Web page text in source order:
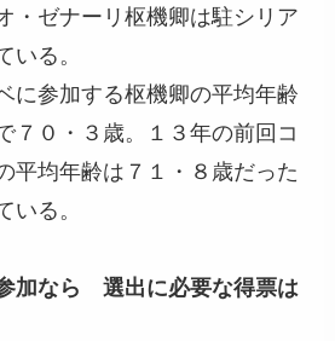
・ゼナーリ枢機卿は駐シリア
いる。
に参加する枢機卿の平均年齢
７０・３歳。１３年の前回コ
平均年齢は７１・８歳だった
いる。
加なら 選出に必要な得票は